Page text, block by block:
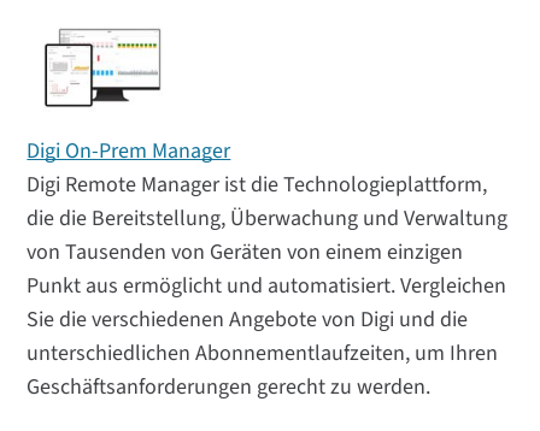
Digi On-Prem Manager
Digi Remote Manager ist die Technologieplattform,
die die Bereitstellung, Überwachung und Verwaltung
von Tausenden von Geräten von einem einzigen
Punkt aus ermöglicht und automatisiert. Vergleichen
Sie die verschiedenen Angebote von Digi und die
unterschiedlichen Abonnementlaufzeiten, um Ihren
Geschäftsanforderungen gerecht zu werden.